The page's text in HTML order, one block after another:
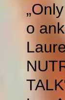
o